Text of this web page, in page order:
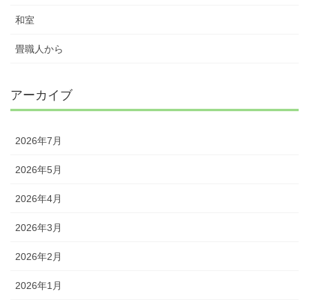
和室
畳職人から
アーカイブ
2026年7月
2026年5月
2026年4月
2026年3月
2026年2月
2026年1月